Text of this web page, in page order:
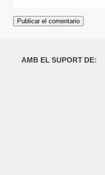
AMB EL SUPORT DE: